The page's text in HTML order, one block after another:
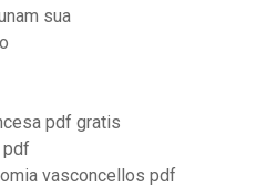
sua
pdf gratis
pdf
vasconcellos pdf